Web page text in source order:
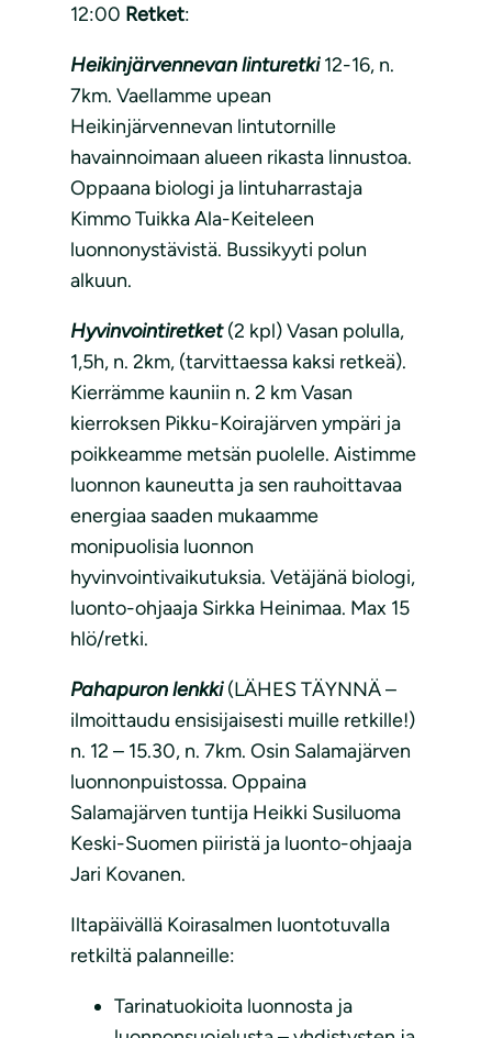
12:00 Retket:
Heikinjärvennevan linturetki12-16, n.
7km. Vaellamme upean
Heikinjärvennevan lintutornille
havainnoimaan alueen rikasta linnustoa.
Oppaana biologi ja lintuharrastaja
Kimmo Tuikka Ala-Keiteleen
luonnonystävistä. Bussikyyti polun
alkuun.
Hyvinvointiretket(2 kpl) Vasan polulla,
1,5h, n. 2km, (tarvittaessa kaksi retkeä).
Kierrämme kauniin n. 2 km Vasan
kierroksen Pikku-Koirajärven ympäri ja
poikkeamme metsän puolelle. Aistimme
luonnon kauneutta ja sen rauhoittavaa
energiaa saaden mukaamme
monipuolisia luonnon
hyvinvointivaikutuksia. Vetäjänä biologi,
luonto-ohjaaja Sirkka Heinimaa. Max 15
hlö/retki.
Pahapuron lenkki(LÄHES TÄYNNÄ –
ilmoittaudu ensisijaisesti muille retkille!)
n. 12 – 15.30, n. 7km. Osin Salamajärven
luonnonpuistossa. Oppaina
Salamajärven tuntija Heikki Susiluoma
Keski-Suomen piiristä ja luonto-ohjaaja
Jari Kovanen.
Iltapäivällä Koirasalmen luontotuvalla
retkiltä palanneille:
Tarinatuokioita luonnosta ja